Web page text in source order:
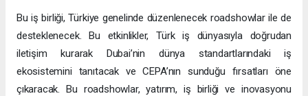
Bu iş birliği, Türkiye genelinde düzenlenecek roadshowlar ile de
desteklenecek. Bu etkinlikler, Türk iş dünyasıyla doğrudan
iletişim kurarak Dubai’nin dünya standartlarındaki iş
ekosistemini tanıtacak ve CEPA’nın sunduğu fırsatları öne
çıkaracak. Bu roadshowlar, yatırım, iş birliği ve inovasyonu